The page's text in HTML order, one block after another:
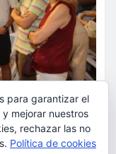
para garantizar el
mejorar nuestros
rechazar las no
Política de cookies